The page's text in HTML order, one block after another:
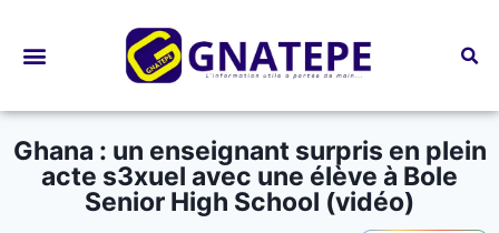
Ghana : un enseignant surpris en plein
acte s3xuel avec une élève à Bole
Senior High School (vidéo)